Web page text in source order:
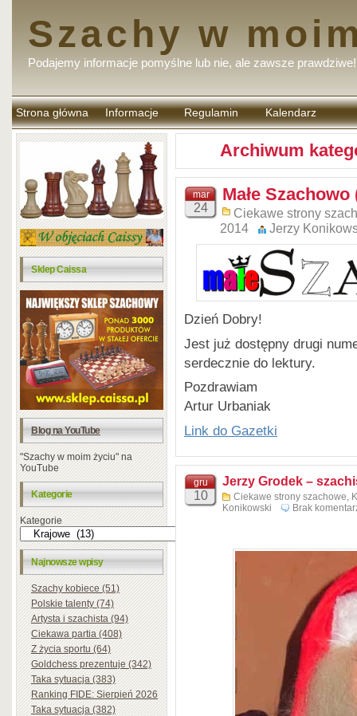
Szachy w
Podajemy informacje pomyślne lub nie, ale zawsze prawdziwe!
Strona główna Informacje Regulamin
komentarzy
Kalendarz
Sklep Caissa
Blog na YouTube
"Szachy w moim życiu" na
YouTube
Kategorie
Kategorie
Najnowsze wpisy
Szachy kobiece (51)
Polskie talenty (74)
Artysta i szachista (94)
Ciekawa partia (408)
Z życia sportu (64)
Goldchess prezentuje (342)
Taka sytuacja (383)
Ranking FIDE: Sierpień 2026
Taka sytuacja (382)
Archiwum
mar
24
Małe Szachowo
Ciekawe strony
2014
Jerzy
Dzień Dobry!
Jest już dostępny drugi
serdecznie do lektury.
Pozdrawiam
Artur Urbaniak
Link do Gazetki
gru
10
Jerzy Grodek –
Ciekawe strony szachowe
Konikowski
Brak